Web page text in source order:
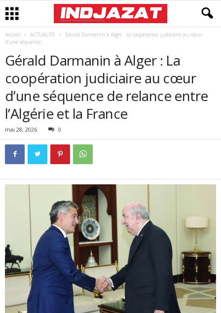
Accueil ACTUALITÉ
Gérald Darmanin à Alger : La coopération judiciaire au cœur
d’une séquence...
Gérald Darmanin à Alger : La
coopération judiciaire au cœur
d’une séquence de relance entre
l’Algérie et la France
mai 28, 2026 0